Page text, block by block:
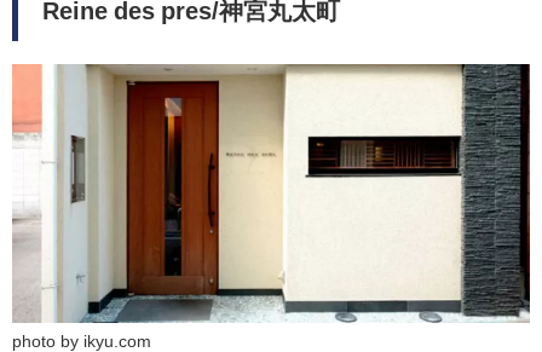
Reine des pres/神宮丸太町
photo by ikyu.com